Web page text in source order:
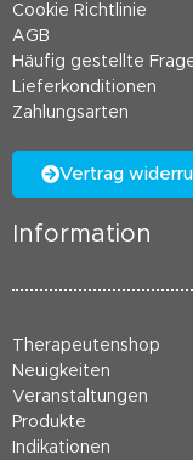
Cookie Richtlinie
AGB
Häufig gestellte
Lieferkonditionen
Zahlungsarten
Vertrag
Information
Therapeutenshop
Neuigkeiten
Veranstaltungen
Produkte
Indikationen